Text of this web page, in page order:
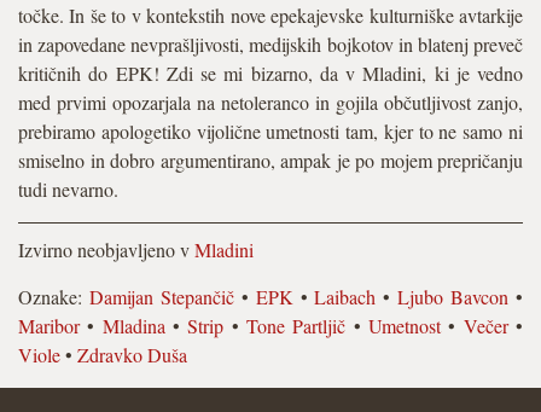
točke. In še to v kontekstih nove epekajevske kulturniške avtarkije
in zapovedane nevprašljivosti, medijskih bojkotov in blatenj preveč
kritičnih do EPK! Zdi se mi bizarno, da v Mladini, ki je vedno
med prvimi opozarjala na netoleranco in gojila občutljivost zanjo,
prebiramo apologetiko vijolične umetnosti tam, kjer to ne samo ni
smiselno in dobro argumentirano, ampak je po mojem prepričanju
tudi nevarno.
Izvirno neobjavljeno vMladini
Oznake: Damijan Stepančič• EPK •Laibach •Ljubo Bavcon •
Maribor• Mladina •Strip •Tone Partljič •Umetnost• Večer•
Viole• Zdravko Duša